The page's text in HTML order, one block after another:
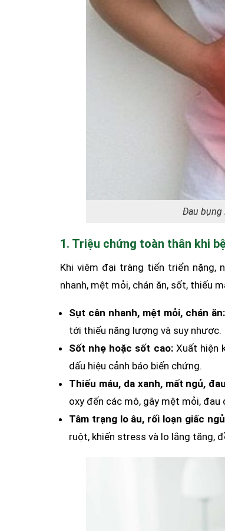
Đau bụng
1. Triệu chứng toàn thân khi
Khi viêm đại tràng tiến triển nặng,
nhanh, mệt mỏi, chán ăn, sốt, thiếu
Sụt cân nhanh, mệt mỏi, chán ăn:
tới thiếu năng lượng và suy nhược.
Sốt nhẹ hoặc sốt cao:Xuất hiện
dấu hiệu cảnh báo biến chứng.
Thiếu máu, da xanh, mất ngủ,
oxy đến các mô, gây mệt mỏi, đau
Tâm trạng lo âu, rối loạn giấc
ruột, khiến stress và lo lắng tăng,